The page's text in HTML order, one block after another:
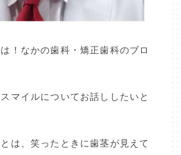
！なかの歯科・矯正歯科のブロ
マイルについてお話ししたいと
は、笑ったときに歯茎が見えて